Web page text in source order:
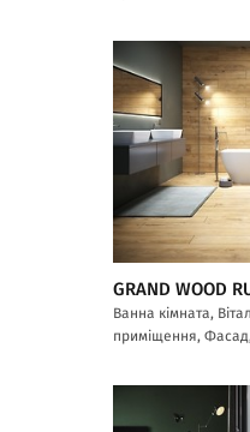
GRAND WOOD
Ванна кімната,
приміщення,